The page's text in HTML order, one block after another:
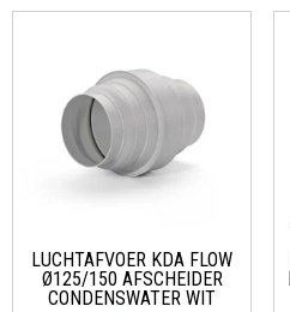
LUCHTAFVOER KDA FLOW
Ø125/150 AFSCHEIDER
CONDENSWATER WIT